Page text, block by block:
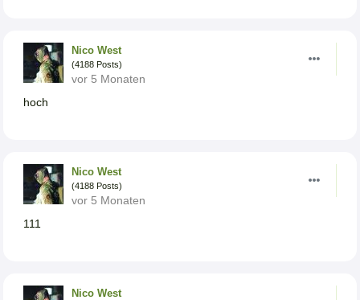
Nico West
(4188 Posts)
vor 5 Monaten
hoch
Nico West
(4188 Posts)
vor 5 Monaten
111
Nico West